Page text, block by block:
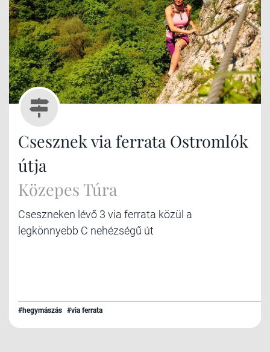
Csesznek via ferrata Ostromlók
útja
Közepes Túra
Cseszneken lévő 3 via ferrata közül a
legkönnyebb C nehézségű út
#hegymászás #via ferrata